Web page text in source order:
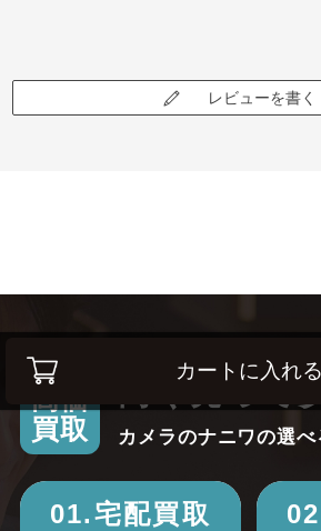
カートに入れる
レビューを書く
高価
買取
高く売って
カメラのナニワの選
01.宅配買取